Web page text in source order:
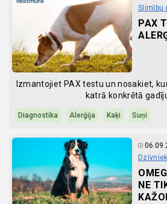
Slimību
PAX
Izmantojiet PAX testu un nosakiet,
katrā konkrētā
Diagnostika Alerģija Kaķi Suņi
NE